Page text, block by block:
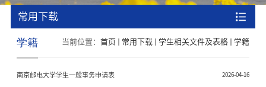
常用下载
当前位置：首页 常用下载 学生相关文件及表格 学籍
学籍
南京邮电大学学生一般事务申请表 2026-04-16